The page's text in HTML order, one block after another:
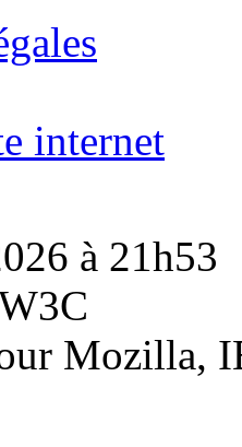
internet
à 21h53
Mozilla,